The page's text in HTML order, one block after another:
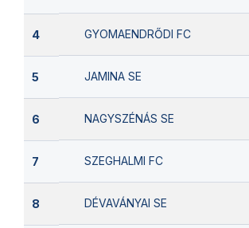
4 GYOMAENDRŐDI FC
5 JAMINA SE
6 NAGYSZÉNÁS SE
7 SZEGHALMI FC
8 DÉVAVÁNYAI SE